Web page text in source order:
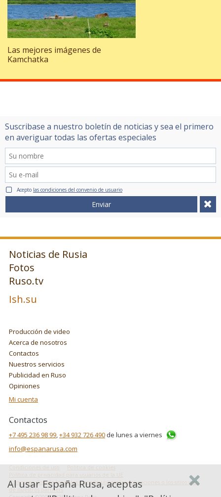
Las mejores imágenes de
Kamchatka
Suscribase a nuestro boletín de noticias y sea el primero
en averiguar todas las ofertas especiales
Acepto las condiciones del convenio de usuario
Enviar
Noticias de Rusia
Fotos
Ruso.tv
Ish.su
Producción de video
Acerca de nosotros
Contactos
Nuestros servicios
Publicidad en Ruso
Opiniones
Mi cuenta
Contactos
+7 495 236 98 99 +34 932 726 490 de lunes a viernes
info@espanarusa.com
Politica de cookies
Política de privacidad para usuarios de la UE
Cómo usa Google los datos cuando utilizas las aplicaciones o los sitios web
de nuestros partners
Al usar España Rusa, aceptas